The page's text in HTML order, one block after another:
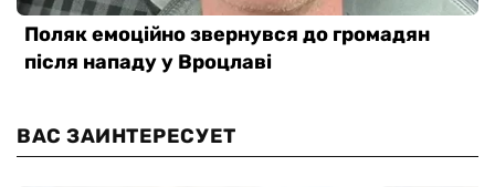
ВАС ЗАИНТЕРЕСУЕТ